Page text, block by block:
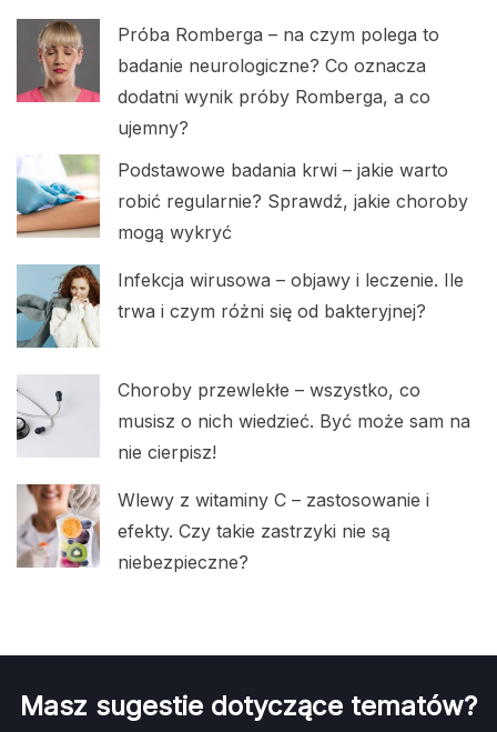
Próba Romberga – na czym polega to
badanie neurologiczne? Co oznacza
dodatni wynik próby Romberga, a co
ujemny?
Podstawowe badania krwi – jakie warto
robić regularnie? Sprawdź, jakie choroby
mogą wykryć
Infekcja wirusowa – objawy i leczenie. Ile
trwa i czym różni się od bakteryjnej?
Choroby przewlekłe – wszystko, co
musisz o nich wiedzieć. Być może sam na
nie cierpisz!
Wlewy z witaminy C – zastosowanie i
efekty. Czy takie zastrzyki nie są
niebezpieczne?
Masz sugestie dotyczące tematów?